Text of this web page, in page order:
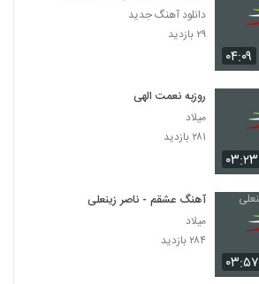
۰۴:۰۹
دانلود آهنگ جدید
۲۹ بازدید
۰۳:۲۳
روزبه نعمت الهی
میلاد
۲۸۱ بازدید
۰۳:۵۷
آهنگ عشقم - ناصر زینعلی
میلاد
۲۸۴ بازدید